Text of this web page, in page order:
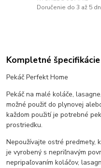
Doručenie do 3 až 5
Kompletné špecifikácie
Pekáč Perfekt Home
Pekáč na malé koláče,
možné použiť do plynovej
každom použití je potrebné
prostriedku.
Nepoužívajte ostré predmety,
je vyrobený s nepriľnavým
nepripaľovaním koláčov,